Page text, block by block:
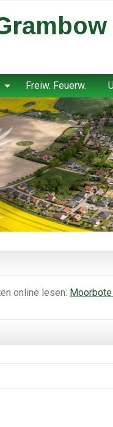
Freiw. Feuerw.
online lesen: